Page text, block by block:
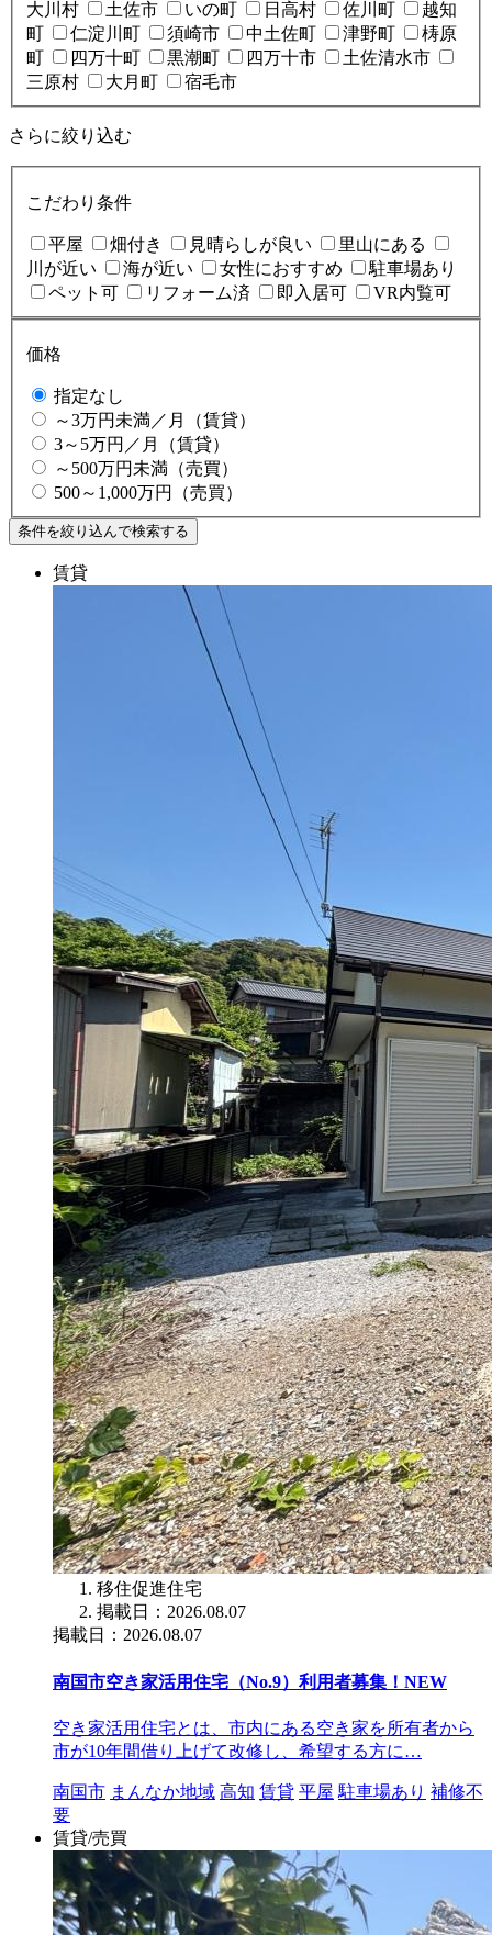
大川村 土佐市 いの町 日高村 佐川町
越知
町
仁淀川町 須崎市 中土佐町 津野町
梼原
町
四万十町 黒潮町 四万十市
土佐清水市
三原村
大月町 宿毛市
さらに絞り込む
こだわり条件
平屋 畑付き 見晴らしが良い
里山にある
川が近い
海が近い 女性におすすめ
駐車場あり
ペット可
リフォーム済 即入居可 VR内覧可
価格
指定なし
～3万円未満／月（賃貸）
3～5万円／月（賃貸）
～500万円未満（売買）
500～1,000万円（売買）
賃貸
移住促進住宅
掲載日：2026.08.07
掲載日：2026.08.07
南国市空き家活用住宅（No.9）利用者募集！ NEW
空き家活用住宅とは、市内にある空き家を所有者から
市が10年間借り上げて改修し、希望する方に…
南国市 まんなか地域 高知 賃貸 平屋 駐車場あり 補修不
要
賃貸/売買